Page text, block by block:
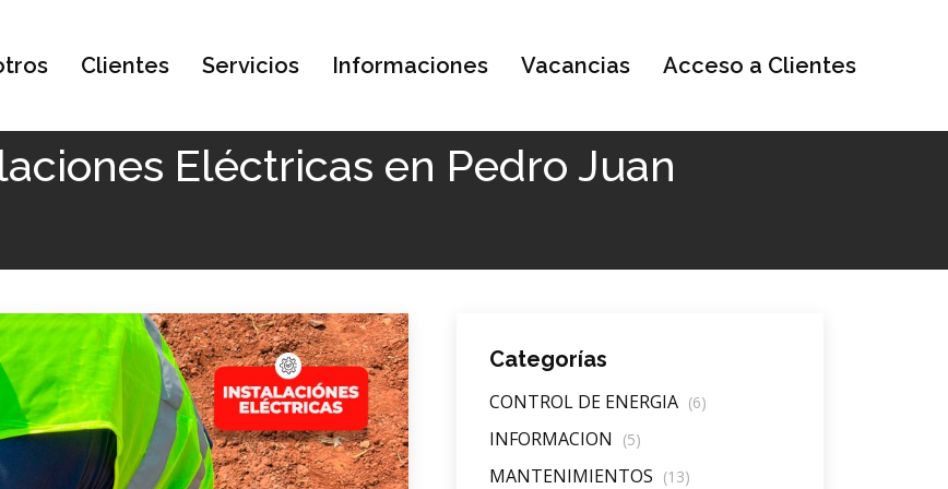
Clientes Servicios Informaciones Vacancias Acceso a Clientes
Eléctricas en Pedro Juan
Categorías
CONTROL DE ENERGIA (6)
INFORMACION (5)
MANTENIMIENTOS (13)